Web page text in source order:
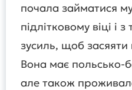
почала займатися
підлітковому віці і
зусиль, щоб засяяти
Вона має польсько-
але також